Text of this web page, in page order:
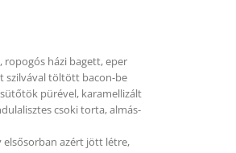
ropogós házi bagett, eper
szilvával töltött bacon-be
pürével, karamellizált
csoki torta, almás-
elsősorban azért jött létre,